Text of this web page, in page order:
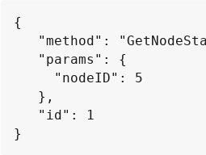
{
}